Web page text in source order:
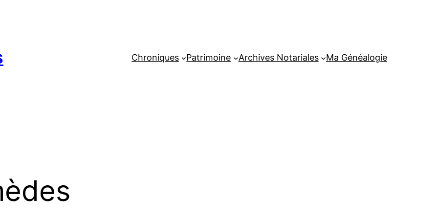
Chroniques Patrimoine Archives Notariales Ma Généalogie